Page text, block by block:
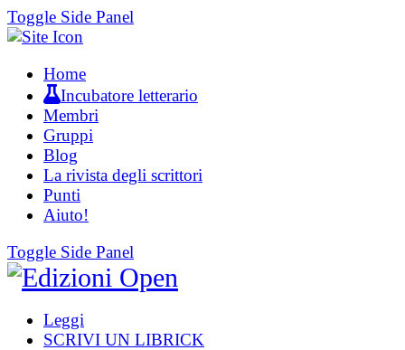
Toggle Side Panel
Home
Incubatore letterario
Membri
Gruppi
Blog
La rivista degli scrittori
Punti
Aiuto!
Toggle Side Panel
Leggi
SCRIVI UN LIBRICK